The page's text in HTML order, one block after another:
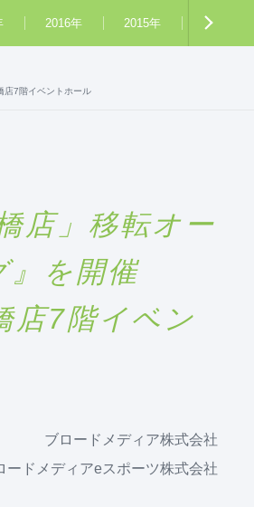
2016年 2015年 2014年
店7階イベントホール
店」移転オー
』を開催
店7階イベン
ブロードメディア株式会社
ードメディアeスポーツ株式会社